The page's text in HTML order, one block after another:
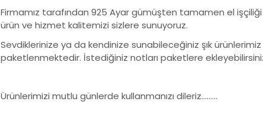
Firmamız tarafından 925 Ayar gümüşten tamamen el işçiliği
ürün ve hizmet kalitemizi sizlere sunuyoruz.
Sevdiklerinize ya da kendinize sunabileceğiniz şık
paketlenmektedir. İstediğiniz notları paketlere
Ürünlerimizi mutlu günlerde kullanmanızı dileriz………